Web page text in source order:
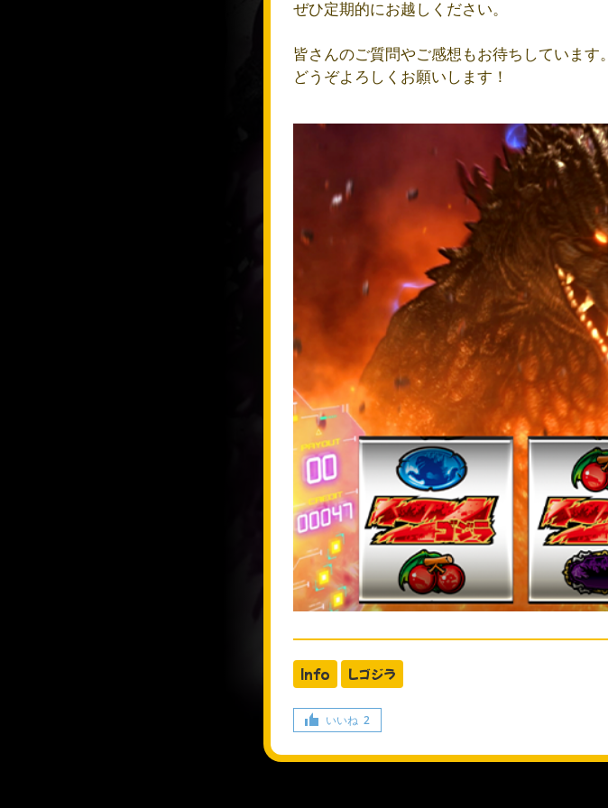
ぜひ定期的にお越しください。
皆さんのご質問やご感想もお待ちしています。
どうぞよろしくお願いします！
Info Lゴジラ
いいね 2